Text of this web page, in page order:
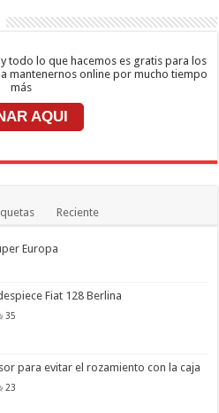
todo lo que hacemos es gratis para los
mantenernos online por mucho tiempo
más
AQUI
Reciente
Europa
Fiat 128 Berlina
35
para evitar el rozamiento con la caja
23